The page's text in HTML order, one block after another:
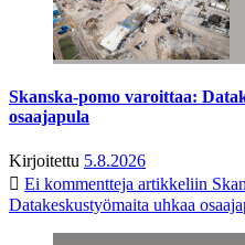
Skanska-pomo varoittaa:
osaajapula
Kirjoitettu 5.8.2026
Ei kommentteja artikkeliin
Datakeskustyömaita uhkaa